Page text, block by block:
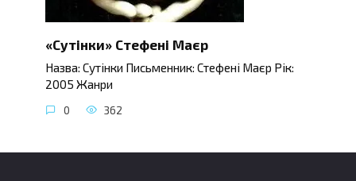
«Сутінки» Стефені Маєр
Назва: Сутінки Письменник: Стефені Маєр Рік:
2005 Жанри
0 362